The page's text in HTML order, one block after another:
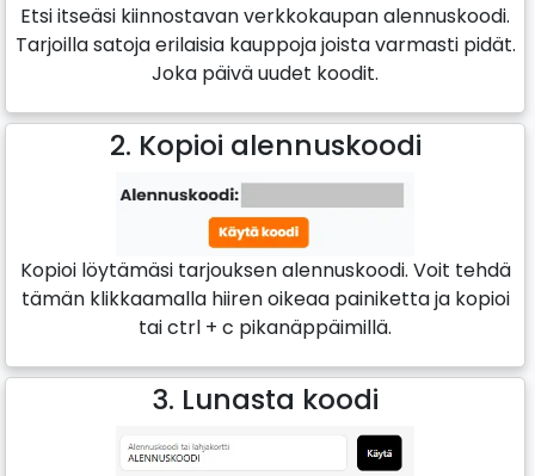
Etsi itseäsi kiinnostavan verkkokaupan alennuskoodi.
Tarjoilla satoja erilaisia kauppoja joista varmasti pidät.
Joka päivä uudet koodit.
2. Kopioi alennuskoodi
Kopioi löytämäsi tarjouksen alennuskoodi. Voit tehdä
tämän klikkaamalla hiiren oikeaa painiketta ja kopioi
tai ctrl + c pikanäppäimillä.
3. Lunasta koodi